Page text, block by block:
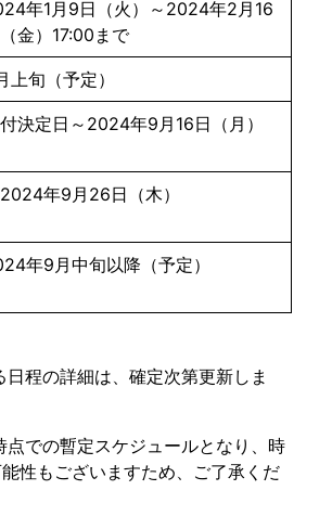
年1月9日（火）～2024年2月16
金）17:00まで
上旬（予定）
決定日～2024年9月16日（月）
年9月26日（木）
年9月中旬以降（予定）
日程の詳細は、確定次第更新しま
点での暫定スケジュールとなり、時
性もございますため、ご了承くだ